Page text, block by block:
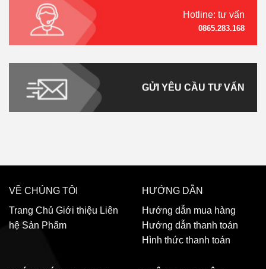
Hotline: tư vấn
0865.283.168
GỬI YÊU CẦU TƯ VẤN
VỀ CHÚNG TÔI
Trang Chủ Giới thiệu Liên
hệ Sản Phẩm
HƯỚNG DẪN
Hướng dẫn mua hàng
Hướng dẫn thanh toán
Hình thức thanh toán